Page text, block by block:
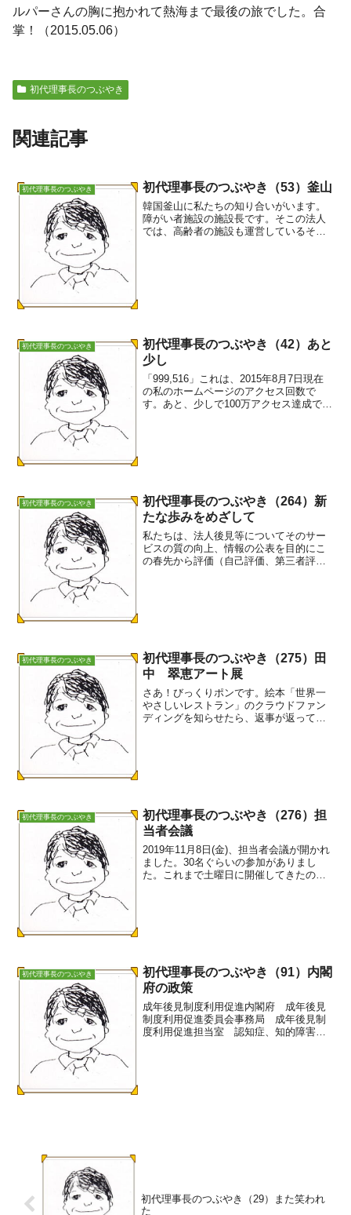
ルパーさんの胸に抱かれて熱海まで最後の旅でした。合
掌！（2015.05.06）
初代理事長のつぶやき
関連記事
初代理事長のつぶやき 初代理事長のつぶやき（53）釜山
韓国釜山に私たちの知り合いがいます。
障がい者施設の施設長です。そこの法人
では、高齢者の施設も運営しているそう
初代理事長のつぶやき
初代理事長のつぶやき（42）あと
少し
「999,516」これは、2015年8月7日現在
の私のホームページのアクセス回数で
す。あと、少しで100万アクセス達成で
初代理事長のつぶやき
初代理事長のつぶやき（264）新
たな歩みをめざして
私たちは、法人後見等についてそのサー
ビスの質の向上、情報の公表を目的にこ
の春先から評価（自己評価、第三者評
初代理事長のつぶやき
初代理事長のつぶやき（275）田
中 翠恵アート展
さあ！びっくりポンです。絵本「世界一
やさしいレストラン」のクラウドファン
ディングを知らせたら、返事が返ってき
初代理事長のつぶやき
初代理事長のつぶやき（276）担
当者会議
2019年11月8日(金)、担当者会議が開かれ
ました。30名ぐらいの参加がありまし
た。これまで土曜日に開催してきたので
初代理事長のつぶやき
初代理事長のつぶやき（91）内閣
府の政策
成年後見制度利用促進内閣府 成年後見
制度利用促進委員会事務局 成年後見制
度利用促進担当室 認知症、知的障害そ
初代理事長のつぶやき（29）また笑われ
た